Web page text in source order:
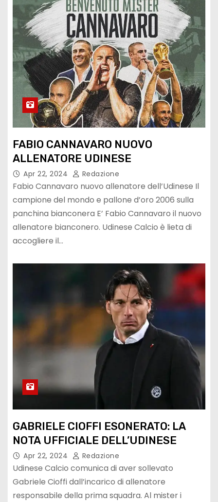
FABIO CANNAVARO NUOVO
ALLENATORE UDINESE
Apr 22, 2024 Redazione
Fabio Cannavaro nuovo allenatore dell’Udinese Il
campione del mondo e pallone d’oro 2006 sulla
panchina bianconera E’ Fabio Cannavaro il nuovo
allenatore bianconero. Udinese Calcio è lieta di
accogliere il…
GABRIELE CIOFFI ESONERATO: LA
NOTA UFFICIALE DELL’UDINESE
Apr 22, 2024 Redazione
Udinese Calcio comunica di aver sollevato
Gabriele Cioffi dall’incarico di allenatore
responsabile della prima squadra. Al mister i